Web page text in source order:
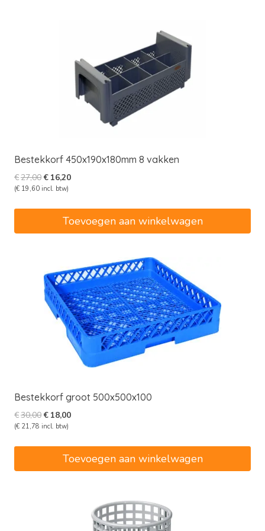
Bestekkorf 450x190x180mm 8 vakken
€27,00Oorspronkelijke
prijs
€27,00.
€ 16,20Huidige
(€ 19,60 incl. btw)
Toevoegen aan winkelwagen
Bestekkorf groot 500x500x100
€30,00Oorspronkelijke
prijs
€30,00.
€ 18,00Huidige
(€ 21,78 incl. btw)
Toevoegen aan winkelwagen